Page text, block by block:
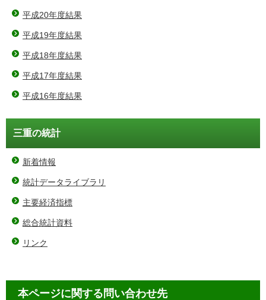
平成20年度結果
平成19年度結果
平成18年度結果
平成17年度結果
平成16年度結果
三重の統計
新着情報
統計データライブラリ
主要経済指標
総合統計資料
リンク
本ページに関する問い合わせ先